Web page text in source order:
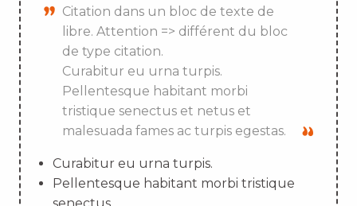
Citation dans un bloc de texte de
libre. Attention => différent du bloc
de type citation.
Curabitur eu urna turpis.
Pellentesque habitant morbi
tristique senectus et netus et
malesuada fames ac turpis egestas.
Curabitur eu urna turpis.
Pellentesque habitant morbi tristique